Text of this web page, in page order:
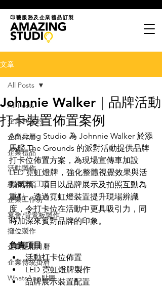
印藝服務及企業禮品訂製
文章
All Posts
企業利是封
企業月曆
企業禮品
活動製作
網路營銷工具
企業工作坊
宴會/背景板製作
攤位製作
企業座枱月曆
企業傳統掛曆
WhatsApp貼圖
All Posts
Johnnie Walker｜品牌活動
打卡裝置佈置案例
Amazing Studio 為 Johnnie Walker 於添
馬艦 The Grounds 的派對活動提供品牌
打卡位佈置方案，為現場宣傳車加設
LED 霓虹燈牌，強化整體視覺效果與活
動氣氛。項目以品牌展示及拍照互動為
重點，透過霓虹燈裝置提升現場辨識
度，令打卡位在活動中更具吸引力，同
時加深來賓對品牌的印象。
負責項目：
活動打卡位佈置
LED 霓虹燈牌製作
品牌展示裝置配置